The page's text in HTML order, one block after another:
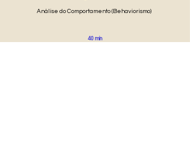
Análise do Comportamento (Behaviorismo)
40 min